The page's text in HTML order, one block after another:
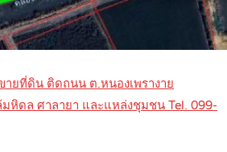
ายที่ดิน ติดถนน ต.หนองเพรางาย
หิดล ศาลายา และแหล่งชุมชน Tel. 099-